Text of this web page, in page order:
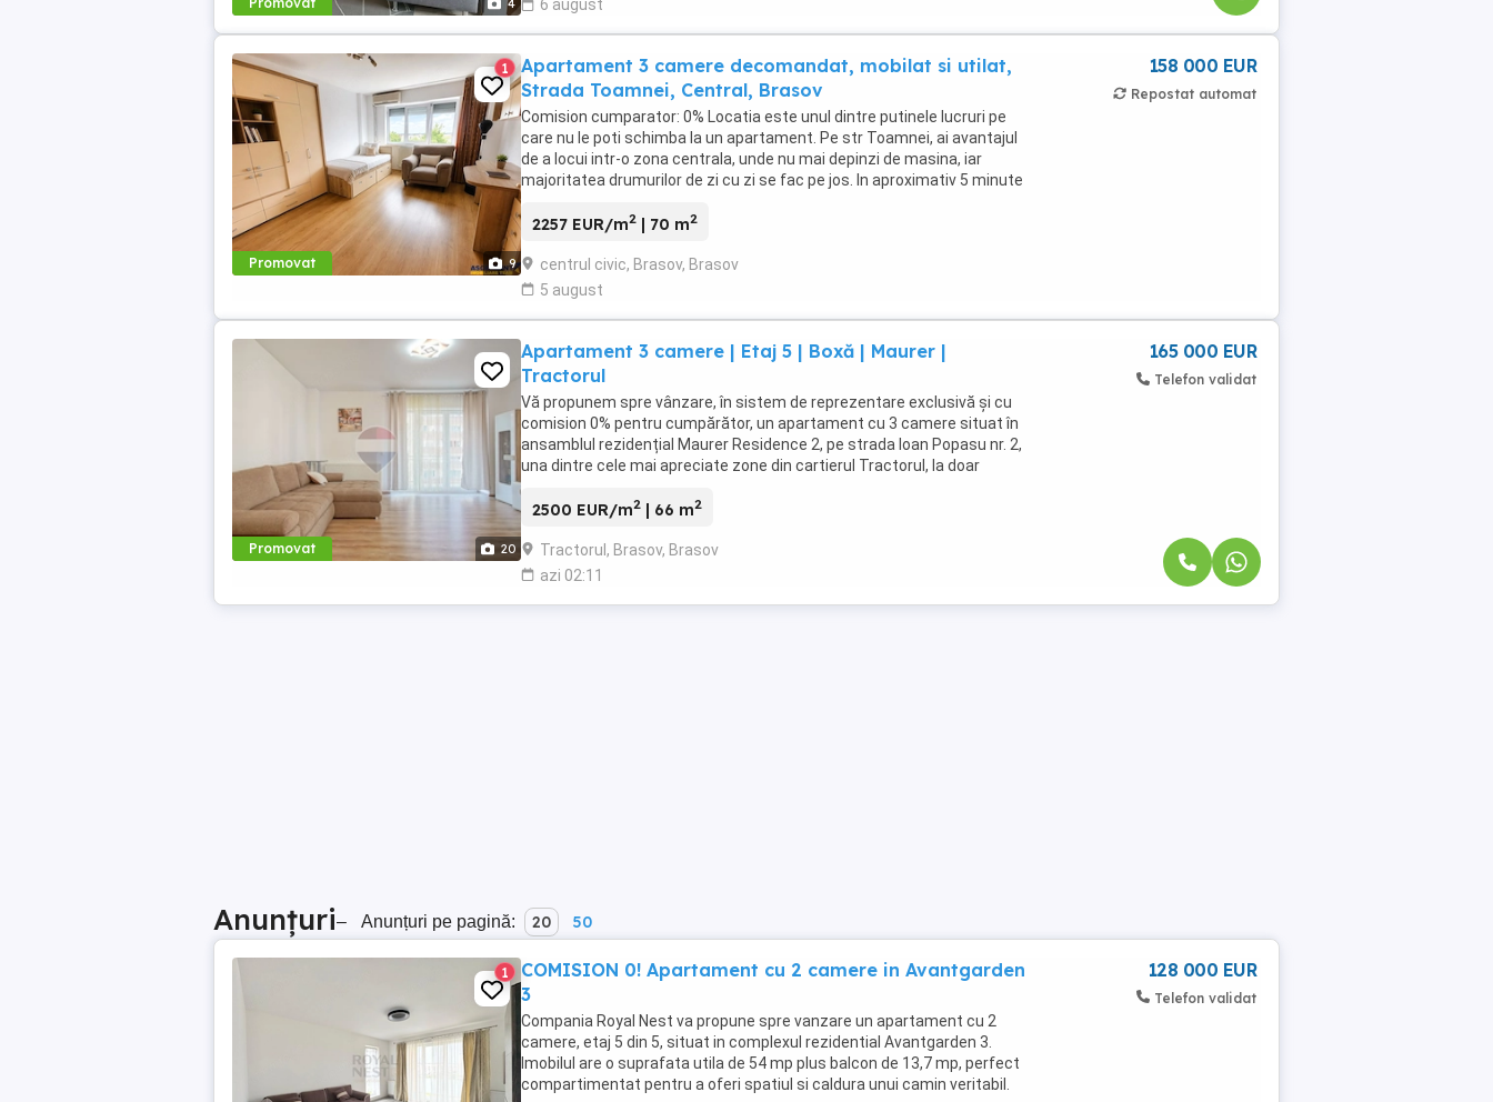
6 august
Promovat 9
1
Apartament 3 camere decomandat, mobilat si utilat,
Strada Toamnei, Central, Brasov
Comision cumparator: 0% Locatia este unul dintre putinele lucruri pe
care nu le poti schimba la un apartament. Pe str Toamnei, ai avantajul
de a locui intr-o zona centrala, unde nu mai depinzi de masina, iar
majoritatea drumurilor de zi cu zi se fac pe jos. In aproximativ 5 minute
2257 EUR/m2 | 70 m2
centrul civic, Brasov, Brasov
5 august
158 000 EUR
Repostat automat
Promovat 20
Apartament 3 camere | Etaj 5 | Boxă | Maurer |
Tractorul
Vă propunem spre vânzare, în sistem de reprezentare exclusivă și cu
comision 0% pentru cumpărător, un apartament cu 3 camere situat în
ansamblul rezidențial Maurer Residence 2, pe strada Ioan Popasu nr. 2,
una dintre cele mai apreciate zone din cartierul Tractorul, la doar
2500 EUR/m2 | 66 m2
Tractorul, Brasov, Brasov
azi 02:11
165 000 EUR
Telefon validat
Anunțuri– Anunțuri pe pagină: 20 50
1
COMISION 0! Apartament cu 2 camere in Avantgarden
3
Compania Royal Nest va propune spre vanzare un apartament cu 2
camere, etaj 5 din 5, situat in complexul rezidential Avantgarden 3.
Imobilul are o suprafata utila de 54 mp plus balcon de 13,7 mp, perfect
compartimentat pentru a oferi spatiul si caldura unui camin veritabil.
128 000 EUR
Telefon validat